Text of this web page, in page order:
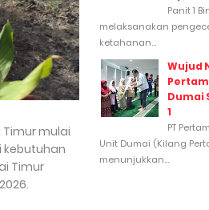
mulai
Timur
Panit 1
melaksanakan
ketahanan...
Wujud
Dumai
1
PT
Unit Dumai (Kilang
menunjukkan...